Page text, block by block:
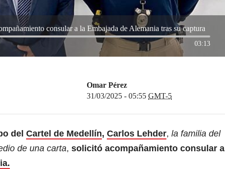
consular a la Embajada de Alemania tras su captura
03:13
Omar Pérez
31/03/2025 - 05:55 GMT-5
del Cartel de Medellín, Carlos Lehder, la familia del
de una carta, solicitó acompañamiento consular a